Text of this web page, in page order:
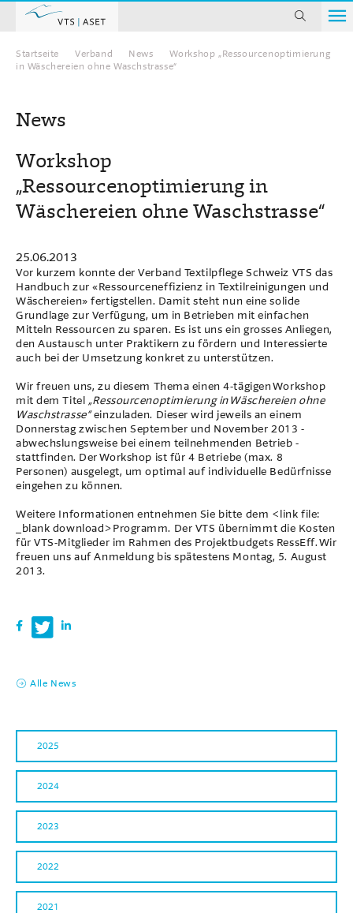
Home
Startseite Verband News
Workshop „Ressourcenoptimierung
in Wäschereien ohne Waschstrasse“
News
Workshop
„Ressourcenoptimierung in
Wäschereien ohne Waschstrasse“
25.06.2013
Vor kurzem konnte der Verband Textilpflege Schweiz VTS das
Handbuch zur «Ressourceneffizienz in Textilreinigungen und
Wäschereien» fertigstellen. Damit steht nun eine solide
Grundlage zur Verfügung, um in Betrieben mit einfachen
Mitteln Ressourcen zu sparen. Es ist uns ein grosses Anliegen,
den Austausch unter Praktikern zu fördern und Interessierte
auch bei der Umsetzung konkret zu unterstützen.
Wir freuen uns, zu diesem Thema einen 4-tägigen Workshop
mit dem Titel „Ressourcenoptimierung in Wäschereien ohne
Waschstrasse“einzuladen. Dieser wird jeweils an einem
Donnerstag zwischen September und November 2013 -
abwechslungsweise bei einem teilnehmenden Betrieb -
stattfinden. Der Workshop ist für 4 Betriebe (max. 8
Personen) ausgelegt, um optimal auf individuelle Bedürfnisse
eingehen zu können.
Weitere Informationen entnehmen Sie bitte dem <link file:
_blank download>Programm. Der VTS übernimmt die Kosten
für VTS-Mitglieder im Rahmen des Projektbudgets RessEff. Wir
freuen uns auf Anmeldung bis spätestens Montag, 5. August
2013.
Alle News
2025
2024
2023
2022
2021